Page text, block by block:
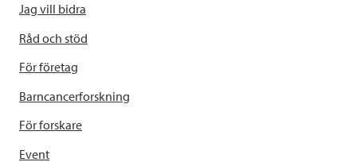
Jag vill bidra
Råd och stöd
För företag
Barncancerforskning
För forskare
Event